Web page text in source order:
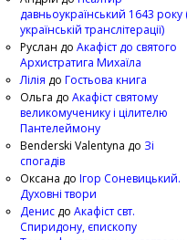
давньоукраїнський 1643 року
українській транслітерації)
Руслан до Акафіст до святого
Архистратига Михаїла
Лілія до Гостьова книга
Ольга до Акафіст святому
великомученику і цілителю
Пантелеймону
Benderski Valentyna до Зі
спогадів
Оксана до Ігор Соневицький.
Духовні твори
Денис до Акафіст свт.
Спиридону, єпископу